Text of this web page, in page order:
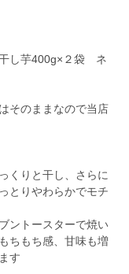
し芋400g×２袋 ネ
そのままなので当店
くりと干し、さらに
とりやわらかでモチ
ントースターで焼い
ちもち感、甘味も増
す